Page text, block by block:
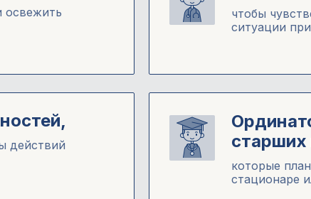
освежить
чтобы
ситуации
старших
которые
стационаре
действий